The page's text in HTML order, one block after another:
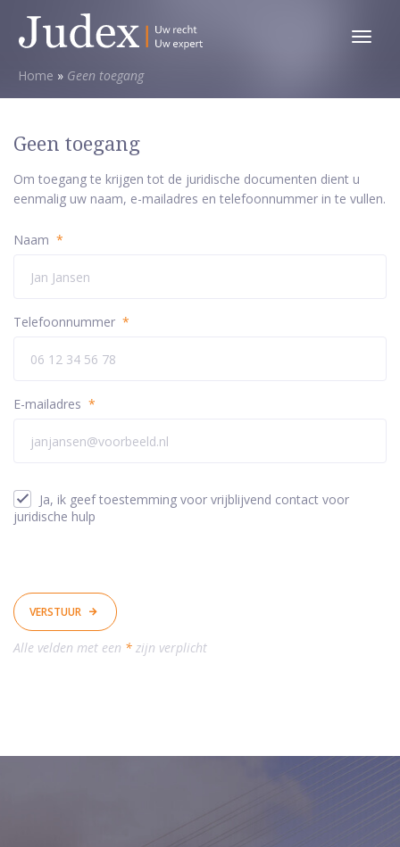
Toggle
Home » Geen toegang
Geen toegang
Om toegang te krijgen tot de juridische documenten dient u
eenmalig uw naam, e-mailadres en telefoonnummer in te vullen.
Naam *
Telefoonnummer *
E-mailadres *
Ja, ik geef toestemming voor vrijblijvend contact voor
juridische hulp
VERSTUUR
Alle velden met een * zijn verplicht